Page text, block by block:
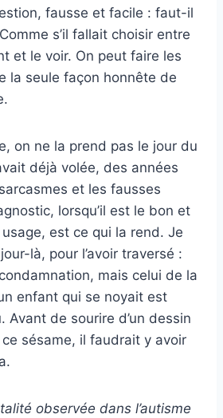
fausse et facile : faut-il
s’il fallait choisir entre
et le voir. On peut faire les
la seule façon honnête de
on ne la prend pas le jour du
déjà volée, des années
et les fausses
lorsqu’il est le bon et
usage, est ce qui la rend. Je
là, pour l’avoir traversé :
mais celui de la
enfant qui se noyait est
Avant de sourire d’un dessin
sésame, il faudrait y avoir
observée dans l’autisme